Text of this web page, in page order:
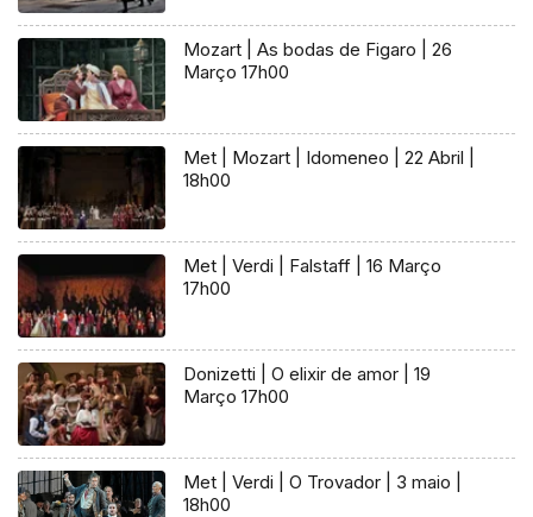
Mozart | As bodas de Figaro | 26
Março 17h00
Met | Mozart | Idomeneo | 22 Abril |
18h00
Met | Verdi | Falstaff | 16 Março
17h00
Donizetti | O elixir de amor | 19
Março 17h00
Met | Verdi | O Trovador | 3 maio |
18h00